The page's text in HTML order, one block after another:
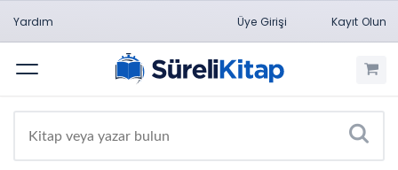
Yardım Üye Girişi Kayıt Olun
Menü